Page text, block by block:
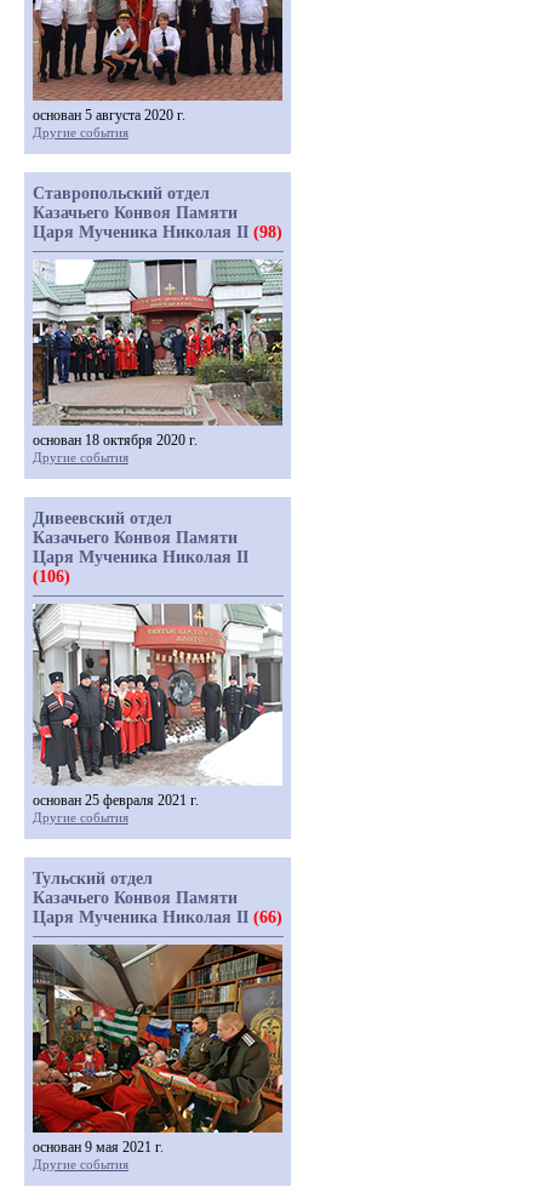
основан 5 августа 2020 г.
Другие события
Ставропольский отдел
Казачьего Конвоя Памяти
Царя Мученика Николая II (98)
основан 18 октября 2020 г.
Другие события
Дивеевский отдел
Казачьего Конвоя Памяти
Царя Мученика Николая II
(106)
основан 25 февраля 2021 г.
Другие события
Тульский отдел
Казачьего Конвоя Памяти
Царя Мученика Николая II (66)
основан 9 мая 2021 г.
Другие события